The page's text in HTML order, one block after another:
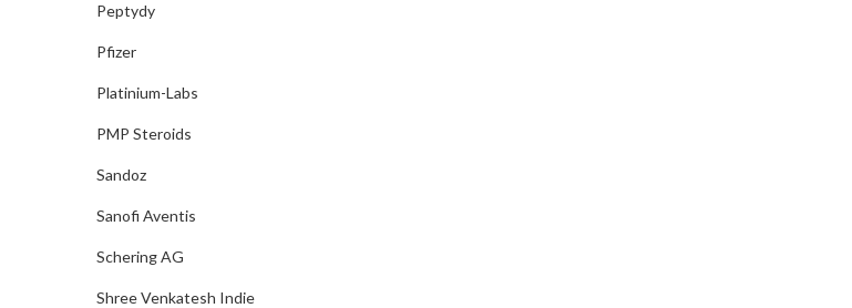
Peptydy
Pfizer
Platinium-Labs
PMP Steroids
Sandoz
Sanofi Aventis
Schering AG
Shree Venkatesh Indie